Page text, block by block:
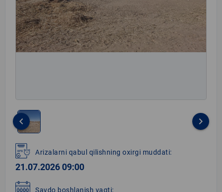
1
of
1
keyboard_arrow_left keyboard_arrow_right
Arizalarni qabul qilishning oxirgi muddati:
21.07.2026 09:00
Savdo boshlanish vaqti: